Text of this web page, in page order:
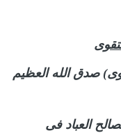
صدق الله العظيم
العباد فى